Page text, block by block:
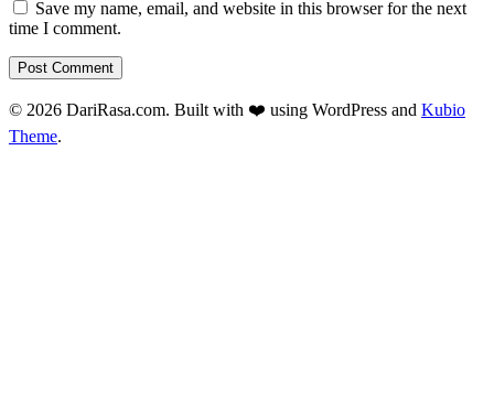
Save my name, email, and website in this browser for the next
time I comment.
© 2026 DariRasa.com. Built with ❤️ using WordPress and Kubio
Theme.